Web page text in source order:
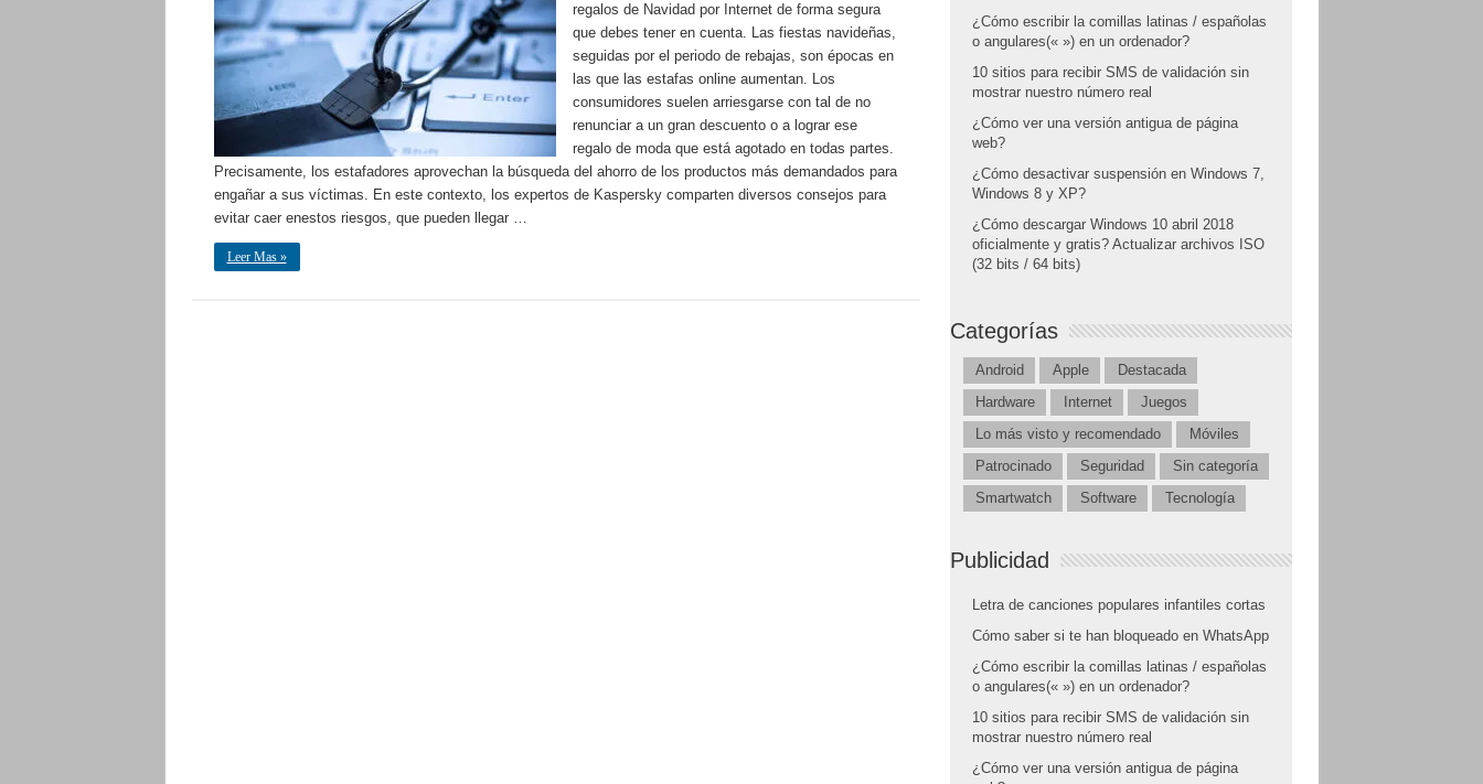
regalos de Navidad por Internet de forma segura
que debes tener en cuenta. Las fiestas navideñas,
seguidas por el periodo de rebajas, son épocas en
las que las estafas online aumentan. Los
consumidores suelen arriesgarse con tal de no
renunciar a un gran descuento o a lograr ese
regalo de moda que está agotado en todas partes.
Precisamente, los estafadores aprovechan la búsqueda del ahorro de los productos más demandados para
engañar a sus víctimas. En este contexto, los expertos de Kaspersky comparten diversos consejos para
evitar caer enestos riesgos, que pueden llegar …
Leer Mas »
¿Cómo escribir la comillas latinas / españolas
o angulares(« ») en un ordenador?
10 sitios para recibir SMS de validación sin
mostrar nuestro número real
¿Cómo ver una versión antigua de página
web?
¿Cómo desactivar suspensión en Windows 7,
Windows 8 y XP?
¿Cómo descargar Windows 10 abril 2018
oficialmente y gratis? Actualizar archivos ISO
(32 bits / 64 bits)
Categorías
Android Apple
Destacada
Hardware
Internet
Juegos
Lo más visto y recomendado
Móviles
Patrocinado
Seguridad
Sin categoría
Smartwatch
Software Tecnología
Publicidad
Letra de canciones populares infantiles cortas
Cómo saber si te han bloqueado en WhatsApp
¿Cómo escribir la comillas latinas / españolas
o angulares(« ») en un ordenador?
10 sitios para recibir SMS de validación sin
mostrar nuestro número real
¿Cómo ver una versión antigua de página